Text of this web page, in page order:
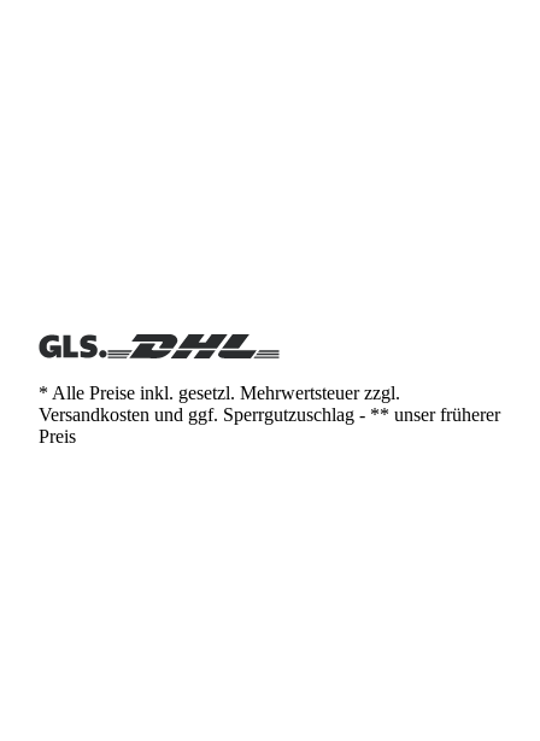
* Alle Preise inkl. gesetzl. Mehrwertsteuer zzgl.
Versandkosten und ggf. Sperrgutzuschlag - ** unser früherer
Preis